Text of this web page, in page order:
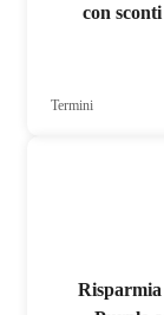
con
Termini